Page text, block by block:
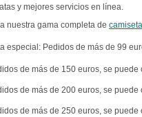
y mejores servicios en línea.
nuestra gama completa de
especial: Pedidos de más de 99
de más de 150 euros, se puede
de más de 200 euros, se puede
de más de 250 euros, se puede